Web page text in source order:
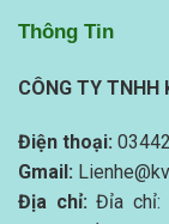
Thông Tin
CÔNG TY TNHH
Điện thoại:
Gmail:
Địa chỉ: Đỉa chỉ: